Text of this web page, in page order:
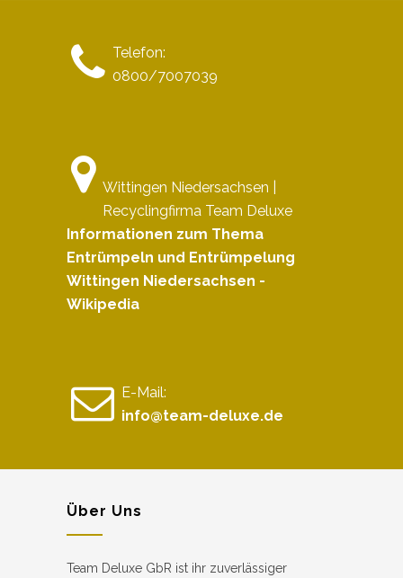
Telefon:
0800/7007039
Wittingen Niedersachsen |
Recyclingfirma Team Deluxe
Informationen zum Thema
Entrümpeln und Entrümpelung
Wittingen Niedersachsen -
Wikipedia
E-Mail:
info@team-deluxe.de
Über Uns
Team Deluxe GbR ist ihr zuverlässiger